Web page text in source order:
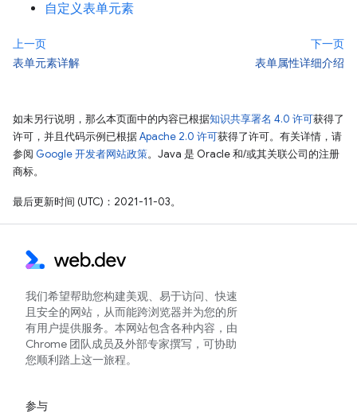
自定义表单元素
上一页
表单元素详解
下一页
表单属性详细介绍
如未另行说明，那么本页面中的内容已根据知识共享署名 4.0 许可获得了
许可，并且代码示例已根据Apache 2.0 许可获得了许可。有关详情，请
参阅 Google 开发者网站政策。Java 是 Oracle 和/或其关联公司的注册
商标。
最后更新时间 (UTC)：2021-11-03。
我们希望帮助您构建美观、易于访问、快速
且安全的网站，从而能跨浏览器并为您的所
有用户提供服务。本网站包含各种内容，由
Chrome 团队成员及外部专家撰写，可协助
您顺利踏上这一旅程。
参与